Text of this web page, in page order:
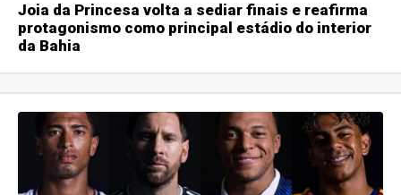
Joia da Princesa volta a sediar finais e reafirma
protagonismo como principal estádio do interior
da Bahia